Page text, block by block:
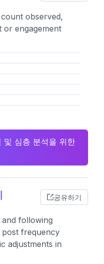
observed,
or engagement
심층 분석을 위한
공유하기
following
post frequency
adjustments in